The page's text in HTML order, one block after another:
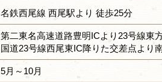
名鉄西尾線 西尾駅より 徒歩25分
第二東名高速道路豊明ICより23号線東
国道23号線西尾東IC降りた交差点より
5月～10月